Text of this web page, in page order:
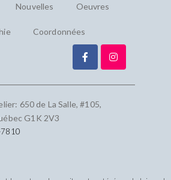
Nouvelles Oeuvres
Coordonnées
650 de La Salle, #105,
G1K 2V3